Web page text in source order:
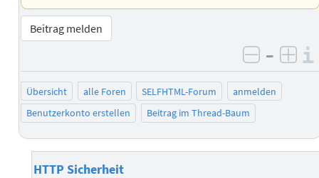
Beitrag melden
negativ
–
Übersicht alle Foren SELFHTML-Forum
anmelden
Benutzerkonto erstellen
Beitrag im Thread-Baum
HTTP Sicherheit